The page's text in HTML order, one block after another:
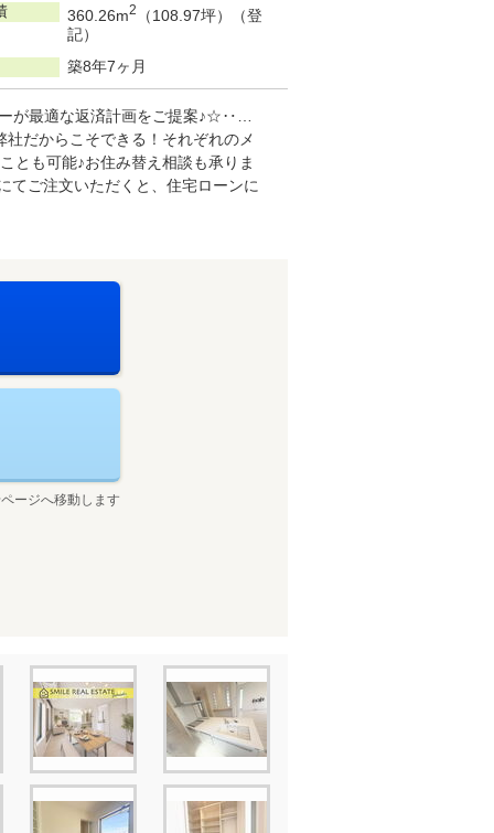
360.26m2
（108.97坪）（登
記）
築8年7ヶ月
が最適な返済計画をご提案♪☆‥…
らこそできる！それぞれのメ
とも可能♪お住み替え相談も承りま
文いただくと、住宅ローンに
ージへ移動します